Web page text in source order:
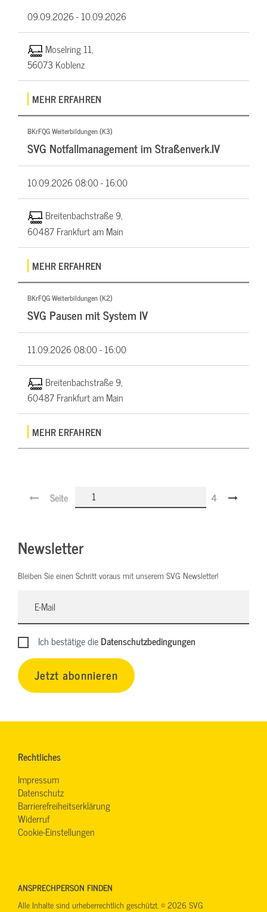
09.09.2026 -10.09.2026
Moselring 11,
56073 Koblenz
MEHR ERFAHREN
BKrFQG Weiterbildungen (K3)
SVG Notfallmanagement im Straßenverk.IV
10.09.202608:00 - 16:00
Breitenbachstraße 9,
60487 Frankfurt am Main
MEHR ERFAHREN
BKrFQG Weiterbildungen (K2)
SVG Pausen mit System IV
11.09.202608:00 - 16:00
Breitenbachstraße 9,
60487 Frankfurt am Main
MEHR ERFAHREN
Seite 4
Newsletter
Bleiben Sie einen Schritt voraus mit unserem SVG Newsletter!
Ich bestätige dieDatenschutzbedingungen
Jetzt abonnieren
Rechtliches
Impressum
Datenschutz
Barrierefreiheitserklärung
Widerruf
Cookie-Einstellungen
ANSPRECHPERSON FINDEN
Alle Inhalte sind urheberrechtlich geschützt. © 2026 SVG